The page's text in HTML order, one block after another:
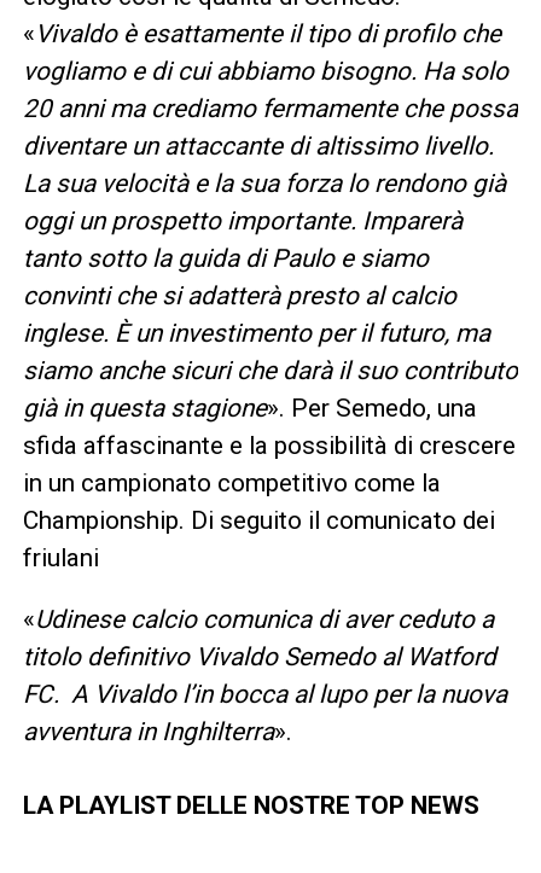
« Vivaldo è esattamente il tipo di profilo che
vogliamo e di cui abbiamo bisogno. Ha solo
20 anni ma crediamo fermamente che possa
diventare un attaccante di altissimo livello.
La sua velocità e la sua forza lo rendono già
oggi un prospetto importante. Imparerà
tanto sotto la guida di Paulo e siamo
convinti che si adatterà presto al calcio
inglese. È un investimento per il futuro, ma
siamo anche sicuri che darà il suo contributo
già in questa stagione». Per Semedo, una
sfida affascinante e la possibilità di crescere
in un campionato competitivo come la
Championship. Di seguito il comunicato dei
friulani
«Udinese calcio comunica di aver ceduto a
titolo definitivo Vivaldo Semedo al Watford
FC. A Vivaldo l’in bocca al lupo per la nuova
avventura in Inghilterra».
LA PLAYLIST DELLE NOSTRE TOP NEWS